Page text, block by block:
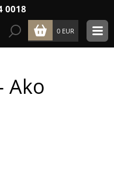
0018
0 EUR
Ako